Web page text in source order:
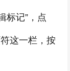
标记”，点
这一栏，按